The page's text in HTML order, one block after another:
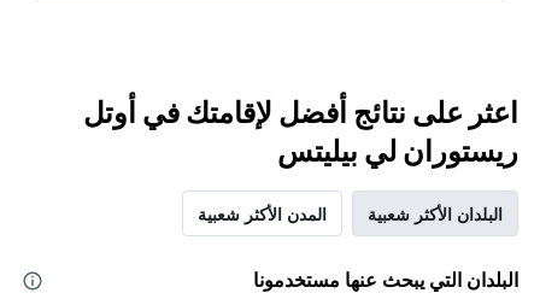
اعثر على نتائج أفضل لإقامتك في أوتل
ريستوران لي بيليتس
البلدان الأكثر شعبية المدن الأكثر شعبية
البلدان التي يبحث عنها مستخدمونا